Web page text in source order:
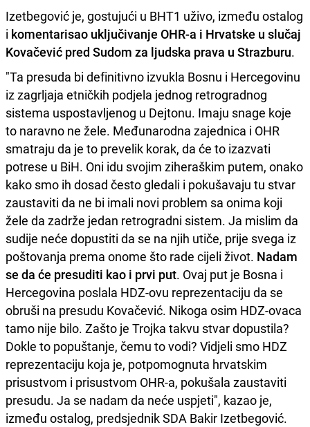
Izetbegović je, gostujući u BHT1 uživo, između ostalog
i komentarisao uključivanje OHR-a i Hrvatske u slučaj
Kovačević pred Sudom za ljudska prava u Strazburu.
"Ta presuda bi definitivno izvukla Bosnu i Hercegovinu
iz zagrljaja etničkih podjela jednog retrogradnog
sistema uspostavljenog u Dejtonu. Imaju snage koje
to naravno ne žele. Međunarodna zajednica i OHR
smatraju da je to prevelik korak, da će to izazvati
potrese u BiH. Oni idu svojim ziheraškim putem, onako
kako smo ih dosad često gledali i pokušavaju tu stvar
zaustaviti da ne bi imali novi problem sa onima koji
žele da zadrže jedan retrogradni sistem. Ja mislim da
sudije neće dopustiti da se na njih utiče, prije svega iz
poštovanja prema onome što rade cijeli život. Nadam
se da će presuditi kao i prvi put. Ovaj put je Bosna i
Hercegovina poslala HDZ-ovu reprezentaciju da se
obruši na presudu Kovačević. Nikoga osim HDZ-ovaca
tamo nije bilo. Zašto je Trojka takvu stvar dopustila?
Dokle to popuštanje, čemu to vodi? Vidjeli smo HDZ
reprezentaciju koja je, potpomognuta hrvatskim
prisustvom i prisustvom OHR-a, pokušala zaustaviti
presudu. Ja se nadam da neće uspjeti", kazao je,
između ostalog, predsjednik SDA Bakir Izetbegović.